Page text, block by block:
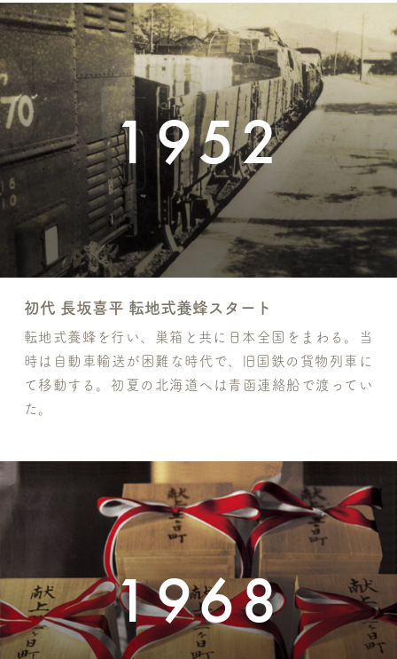
1952
初代 長坂喜平 転地式養蜂スタート
転地式養蜂を行い、巣箱と共に日本全国をまわる。当
時は自動車輸送が困難な時代で、旧国鉄の貨物列車に
て移動する。初夏の北海道へは青函連絡船で渡ってい
た。
1968